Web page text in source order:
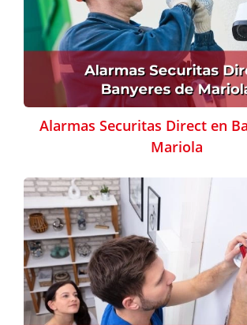
Alarmas Securitas Direct en
Mariola